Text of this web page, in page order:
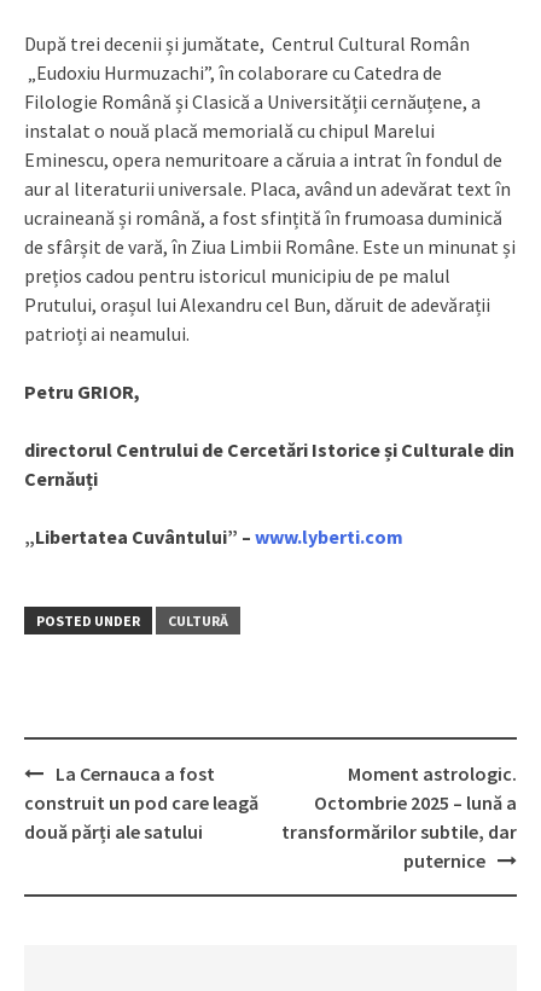
După trei decenii și jumătate, Centrul Cultural Român
„Eudoxiu Hurmuzachi”, în colaborare cu Catedra de
Filologie Română și Clasică a Universității cernăuțene, a
instalat o nouă placă memorială cu chipul Marelui
Eminescu, opera nemuritoare a căruia a intrat în fondul de
aur al literaturii universale. Placa, având un adevărat text în
ucraineană și română, a fost sfințită în frumoasa duminică
de sfârșit de vară, în Ziua Limbii Române. Este un minunat și
prețios cadou pentru istoricul municipiu de pe malul
Prutului, orașul lui Alexandru cel Bun, dăruit de adevărații
patrioți ai neamului.
Petru GRIOR,
directorul Centrului de Cercetări Istorice și Culturale din
Cernăuți
„Libertatea Cuvântului” – www.lyberti.com
POSTED UNDER CULTURĂ
Post
navigation
La Cernauca a fost
construit un pod care leagă
două părți ale satului
Moment astrologic.
Octombrie 2025 – lună a
transformărilor subtile, dar
puternice